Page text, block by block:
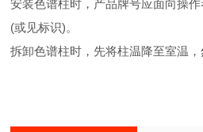
安装色谱柱时，产品牌号应面向操
(或见标识)。
拆卸色谱柱时，先将柱温降至室温